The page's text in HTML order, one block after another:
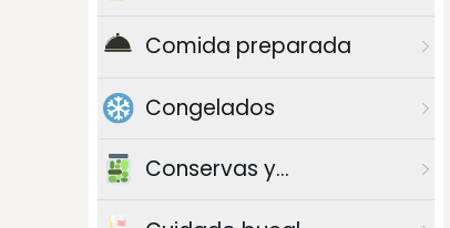
Comida preparada
Congelados
Conservas y